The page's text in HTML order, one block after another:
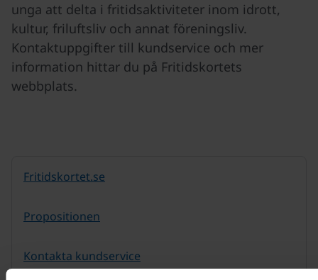
unga att delta i fritidsaktiviteter inom idrott,
kultur, friluftsliv och annat föreningsliv.
Kontaktuppgifter till kundservice och mer
information hittar du på Fritidskortets
webbplats.
Fritidskortet.se
Propositionen
Kontakta kundservice